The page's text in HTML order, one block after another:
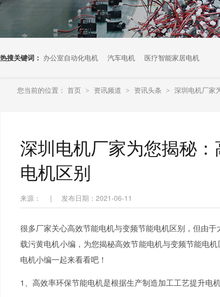
热搜关键词： 办公室自动化电机 汽车电机 医疗智能家居电机
您当前的位置： 首页 > 资讯频道 > 资讯头条 > 深圳电机厂家
深圳电机厂家为您揭秘
电机区别
来源： | 发布日期：2021-06-11
很多厂家关心高效节能电机与变频节能电机区别，但由
载污黄电机小编，为您揭秘高效节能电机与变频节能电
电机小编一起来看看吧！
1、高效率环保节能电机是根据生产制造加工工艺提升电